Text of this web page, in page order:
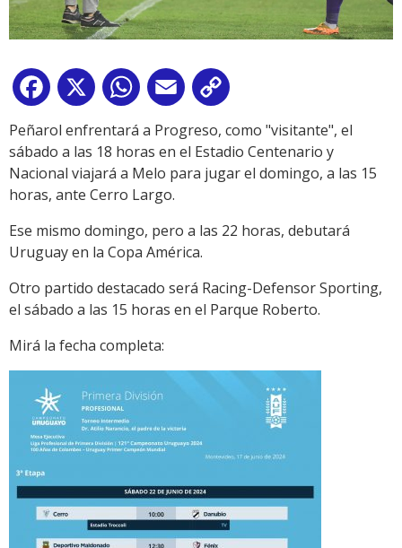
Facebook
X WhatsApp
Email
Link
Peñarol enfrentará a Progreso, como "visitante", el
sábado a las 18 horas en el Estadio Centenario y
Nacional viajará a Melo para jugar el domingo, a las 15
horas, ante Cerro Largo.
Ese mismo domingo, pero a las 22 horas, debutará
Uruguay en la Copa América.
Otro partido destacado será Racing-Defensor Sporting,
el sábado a las 15 horas en el Parque Roberto.
Mirá la fecha completa: